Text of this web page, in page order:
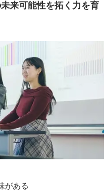
来可能性を拓く⼒を育
がある